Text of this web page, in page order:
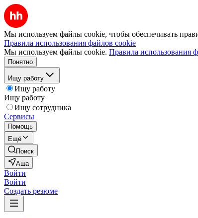
Мы используем файлы cookie, чтобы обеспечивать
Правила использования файлов cookie
Мы используем файлы cookie. Правила использования
Понятно
Ищу работу
Ищу работу
Ищу работу
Ищу сотрудника
Сервисы
Помощь
Ещё
Поиск
Аша
Войти
Войти
Создать резюме